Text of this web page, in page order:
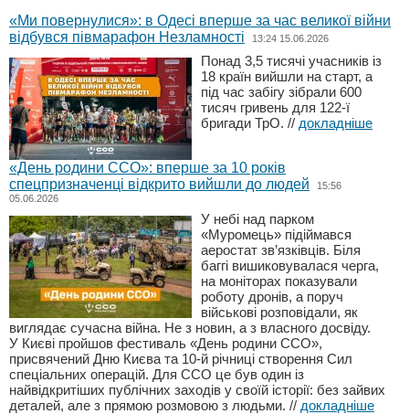
«Ми повернулися»: в Одесі вперше за час великої війни
відбувся півмарафон Незламності
13:24 15.06.2026
Понад 3,5 тисячі учасників із
18 країн вийшли на старт, а
під час забігу зібрали 600
тисяч гривень для 122-ї
бригади ТрО. // докладніше
«День родини ССО»: вперше за 10 років
спецпризначенці відкрито вийшли до людей
15:56
05.06.2026
У небі над парком
«Муромець» підіймався
аеростат зв’язківців. Біля
баггі вишиковувалася черга,
на моніторах показували
роботу дронів, а поруч
військові розповідали, як
виглядає сучасна війна. Не з новин, а з власного досвіду.
У Києві пройшов фестиваль «День родини ССО»,
присвячений Дню Києва та 10-й річниці створення Сил
спеціальних операцій. Для ССО це був один із
найвідкритіших публічних заходів у своїй історії: без зайвих
деталей, але з прямою розмовою з людьми. // докладніше